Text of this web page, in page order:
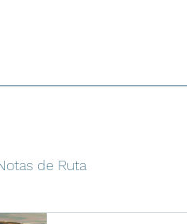
de Ruta